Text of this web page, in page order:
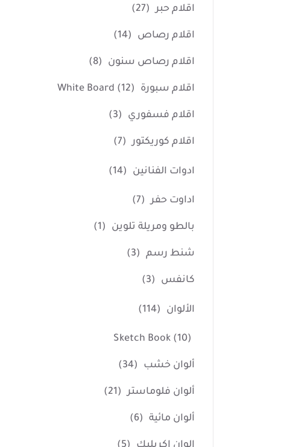
اقلام حبر (27)
اقلام رصاص (14)
اقلام رصاص سنون (8)
اقلام سبورة White Board (12)
اقلام فسفوري (3)
اقلام كوريكتور (7)
ادوات الفنانين (14)
اداوت حفر (7)
بالطو ومريلة تلوين (1)
شنط رسم (3)
كانفس (3)
الألوان (114)
Sketch Book (10)
ألوان خشب (34)
ألوان فلوماستر (21)
ألوان مائية (6)